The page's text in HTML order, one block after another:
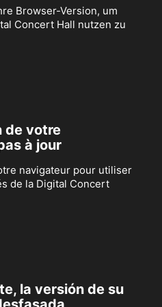
Browser-Version, um
Concert Hall nutzen zu
de votre
à jour
navigateur pour utiliser
de la Digital Concert
la versión de su